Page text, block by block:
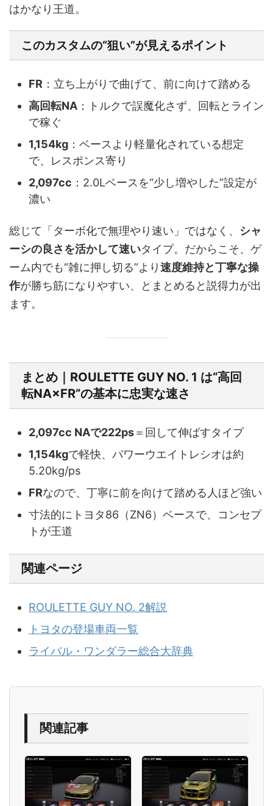
はかなり王道。
このカスタムの“狙い”が見えるポイント
FR ：立ち上がりで曲げて、前に向けて踏める
高回転NA ：トルクで誤魔化さず、回転とライン
で稼ぐ
1,154kg ：ベースより軽量化されている想定
で、レスポンス寄り
2,097cc ：2.0Lベースを“少し増やした”設定が
濃い
総じて「ターボ化で無理やり速い」ではなく、 シャ
ーシの良さを活かして速いタイプ。だからこそ、ゲ
ーム内でも“雑に押し切る”より速度維持と丁寧な操
作が勝ち筋になりやすい、とまとめると説得力が出
ます。
まとめ｜ROULETTE GUY NO. 1 は“高回
転NA×FR”の基本に忠実な速さ
2,097cc NAで222ps＝回して伸ばすタイプ
1,154kgで軽快、パワーウエイトレシオは約
5.20kg/ps
FRなので、丁寧に前を向けて踏める人ほど強い
寸法的にトヨタ86（ZN6）ベースで、コンセプ
トが王道
関連ページ
ROULETTE GUY NO. 2解説
トヨタの登場車両一覧
ライバル・ワンダラー総合大辞典
関連記事